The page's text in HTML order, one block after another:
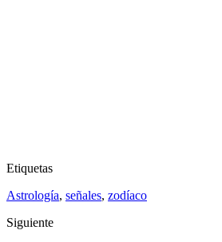
Etiquetas
Astrología, señales, zodíaco
Siguiente